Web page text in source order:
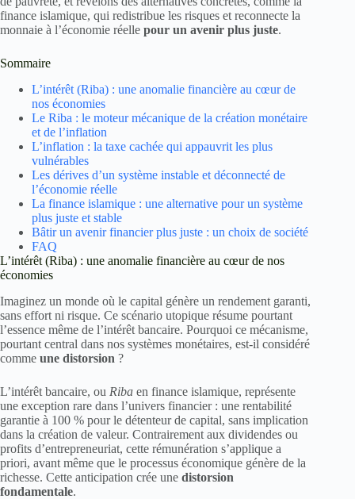
finance islamique, qui redistribue les risques et reconnecte la
monnaie à l’économie réelle pour un avenir plus juste.
Sommaire
L’intérêt (Riba) : une anomalie financière au cœur de
nos économies
Le Riba : le moteur mécanique de la création monétaire
et de l’inflation
L’inflation : la taxe cachée qui appauvrit les plus
vulnérables
Les dérives d’un système instable et déconnecté de
l’économie réelle
La finance islamique : une alternative pour un système
plus juste et stable
Bâtir un avenir financier plus juste : un choix de société
FAQ
L’intérêt (Riba) : une anomalie financière au cœur de nos
économies
Imaginez un monde où le capital génère un rendement garanti,
sans effort ni risque. Ce scénario utopique résume pourtant
l’essence même de l’intérêt bancaire. Pourquoi ce mécanisme,
pourtant central dans nos systèmes monétaires, est-il considéré
comme une distorsion ?
L’intérêt bancaire, ou Riba en finance islamique, représente
une exception rare dans l’univers financier : une rentabilité
garantie à 100 % pour le détenteur de capital, sans implication
dans la création de valeur. Contrairement aux dividendes ou
profits d’entrepreneuriat, cette rémunération s’applique a
priori, avant même que le processus économique génère de la
richesse. Cette anticipation crée une distorsion
fondamentale.